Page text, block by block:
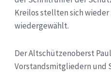
Kreilos stellten sich
wiedergewählt.
Der Altschützenoberst
Vorstandsmitgliedern und